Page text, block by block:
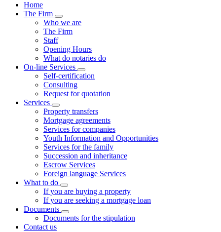
Home
The Firm
Visualizza menù di secondo livello
Who we are
The Firm
Staff
Opening Hours
What do notaries do
On-line Services
Visualizza menù di secondo livello
Self-certification
Consulting
Request for quotation
Services
Visualizza menù di secondo livello
Property transfers
Mortgage agreements
Services for companies
Youth Information and Opportunities
Services for the family
Succession and inheritance
Escrow Services
Foreign language Services
What to do
Visualizza menù di secondo livello
If you are buying a property
If you are seeking a mortgage loan
Documents
Visualizza menù di secondo livello
Documents for the stipulation
Contact us